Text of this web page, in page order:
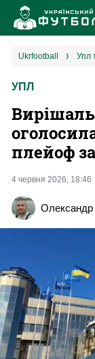
ukrfootball
УПЛ
плейоф
4 червня 2026, 18:46
Олександр